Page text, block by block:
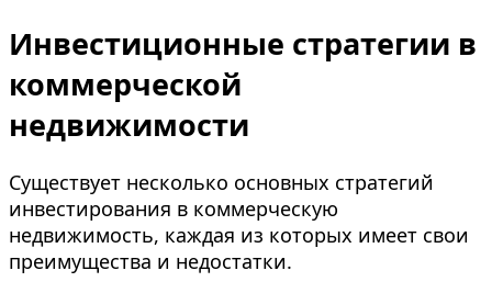
Инвестиционные стратегии в
коммерческой
недвижимости
Существует несколько основных стратегий
инвестирования в коммерческую
недвижимость, каждая из которых имеет свои
преимущества и недостатки.